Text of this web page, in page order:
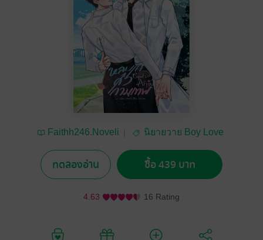
Faithh246.Noveli
นิยายวาย Boy Love
ทดลองอ่าน ซื้อ 439 บาท
4.63 16 Rating